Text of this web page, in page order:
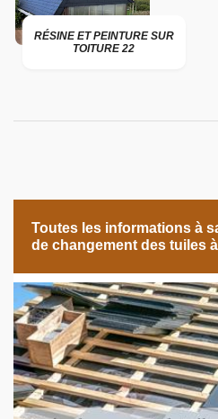
RÉSINE ET PEINTURE SUR
TOITURE 22
Toutes les informations à
de changement des tuiles